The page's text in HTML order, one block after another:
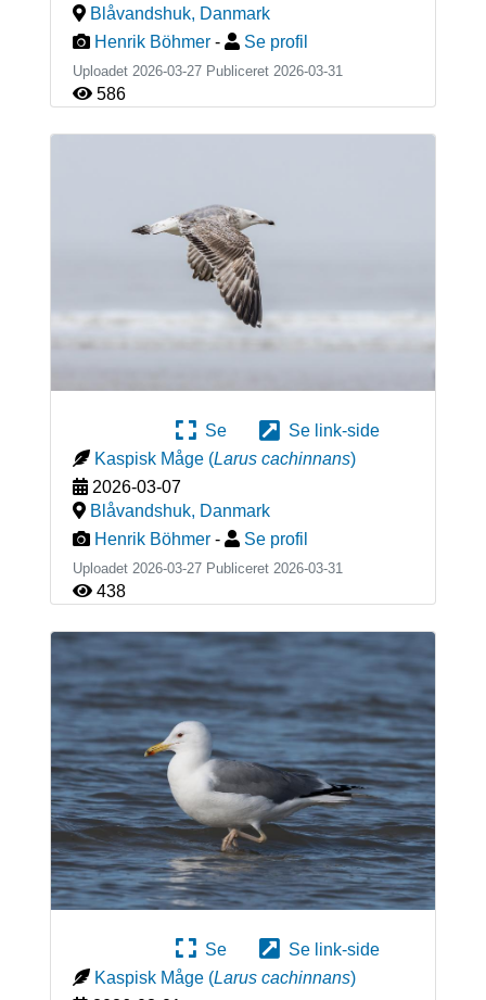
Blåvandshuk, Danmark
Henrik Böhmer - Se profil
Uploadet 2026-03-27 Publiceret 2026-03-31
586
Se
Se link-side
Kaspisk Måge (Larus cachinnans)
2026-03-07
Blåvandshuk, Danmark
Henrik Böhmer - Se profil
Uploadet 2026-03-27 Publiceret 2026-03-31
438
Se
Se link-side
Kaspisk Måge (Larus cachinnans)